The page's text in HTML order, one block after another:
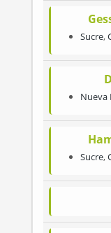
Sucre,
Nueva
Sucre,